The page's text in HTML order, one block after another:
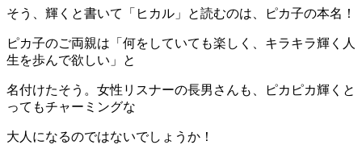
そう、輝くと書いて「ヒカル」と読むのは、ピカ子の本名！
ピカ子のご両親は「何をしていても楽しく、キラキラ輝く人
生を歩んで欲しい」と
名付けたそう。女性リスナーの長男さんも、ピカピカ輝くと
ってもチャーミングな
大人になるのではないでしょうか！